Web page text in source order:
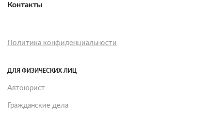
Контакты
Политика конфиденциальности
ДЛЯ ФИЗИЧЕСКИХ ЛИЦ
Автоюрист
Гражданские дела